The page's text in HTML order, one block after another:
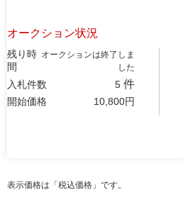
オークション状況
残り時
間
オークションは終了しま
した
入札件数 5 件
開始価格 10,800円
表示価格は「税込価格」です。